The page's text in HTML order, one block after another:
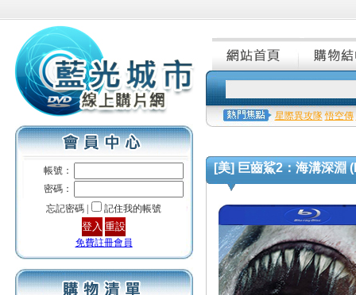
帳號：
密碼：
忘記密碼 |
記住我的帳號
免費註冊會員
星際異攻隊 悟空傳
[美] 巨齒鯊2：海溝深淵